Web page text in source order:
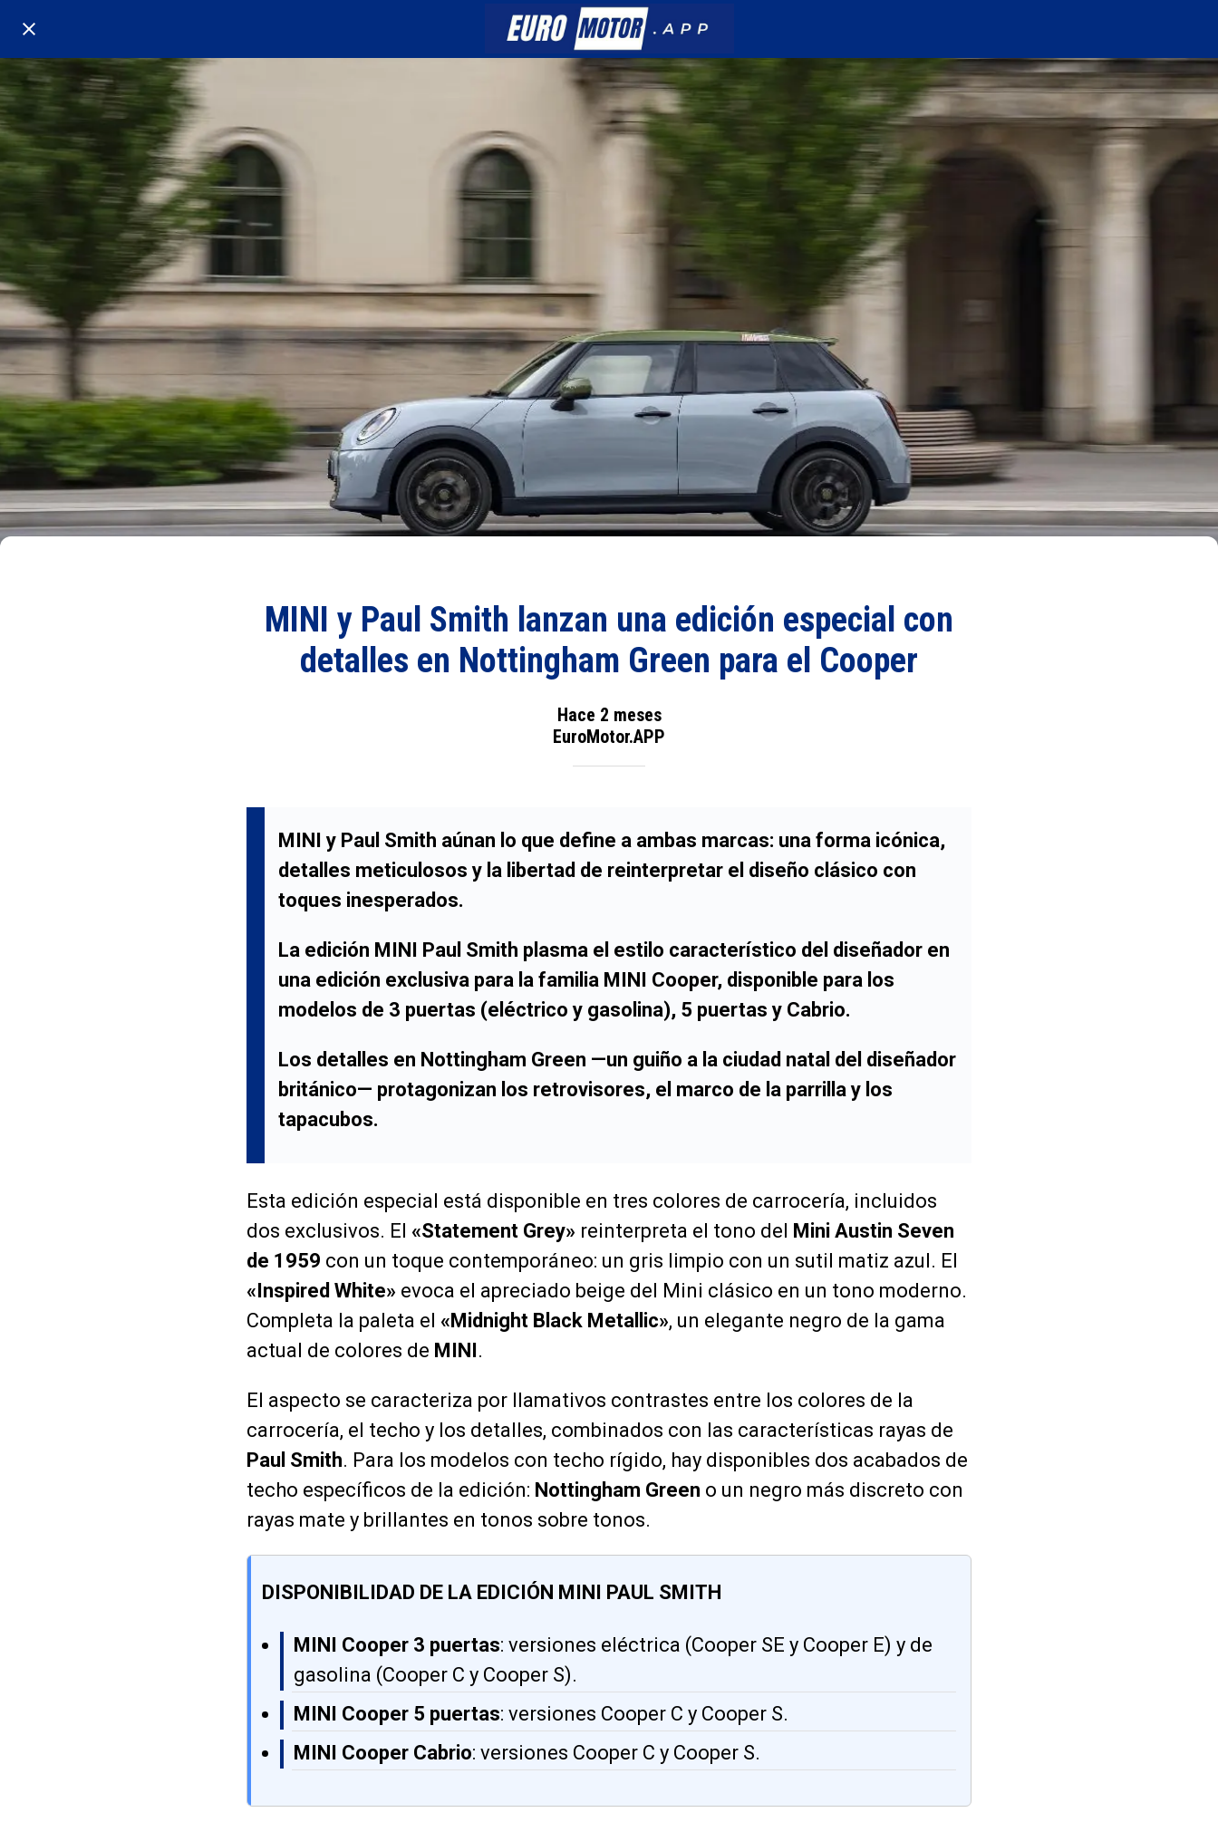
MINI y Paul Smith lanzan una edición especial con
detalles en Nottingham Green para el Cooper
Hace 2 meses
EuroMotor.APP
MINI y Paul Smith aúnan lo que define a ambas marcas: una forma icónica,
detalles meticulosos y la libertad de reinterpretar el diseño clásico con
toques inesperados.
La edición MINI Paul Smith plasma el estilo característico del diseñador en
una edición exclusiva para la familia MINI Cooper, disponible para los
modelos de 3 puertas (eléctrico y gasolina), 5 puertas y Cabrio.
Los detalles en Nottingham Green —un guiño a la ciudad natal del diseñador
británico— protagonizan los retrovisores, el marco de la parrilla y los
tapacubos.
Esta edición especial está disponible en tres colores de carrocería, incluidos
dos exclusivos. El «Statement Grey» reinterpreta el tono del Mini Austin Seven
de 1959 con un toque contemporáneo: un gris limpio con un sutil matiz azul. El
«Inspired White» evoca el apreciado beige del Mini clásico en un tono moderno.
Completa la paleta el «Midnight Black Metallic», un elegante negro de la gama
actual de colores de MINI.
El aspecto se caracteriza por llamativos contrastes entre los colores de la
carrocería, el techo y los detalles, combinados con las características rayas de
Paul Smith. Para los modelos con techo rígido, hay disponibles dos acabados de
techo específicos de la edición: Nottingham Green o un negro más discreto con
rayas mate y brillantes en tonos sobre tonos.
DISPONIBILIDAD DE LA EDICIÓN MINI PAUL SMITH
MINI Cooper 3 puertas: versiones eléctrica (Cooper SE y Cooper E) y de
gasolina (Cooper C y Cooper S).
MINI Cooper 5 puertas: versiones Cooper C y Cooper S.
MINI Cooper Cabrio: versiones Cooper C y Cooper S.